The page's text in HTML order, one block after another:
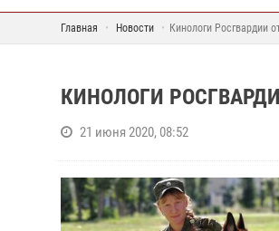
Главная Новости Кинологи Росгвардии
КИНОЛОГИ
21 июня 2020, 08:52